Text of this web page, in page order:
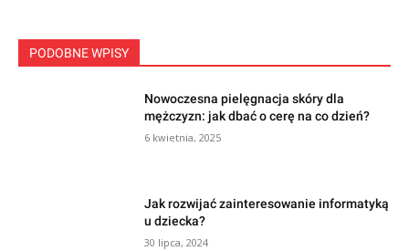
PODOBNE WPISY
Nowoczesna pielęgnacja skóry dla
mężczyzn: jak dbać o cerę na co dzień?
6 kwietnia, 2025
Jak rozwijać zainteresowanie informatyką
u dziecka?
30 lipca, 2024